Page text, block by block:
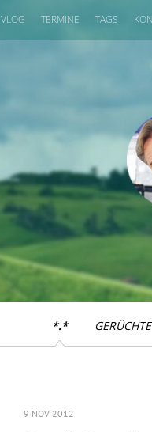
VLOG TERMINE TAGS
*.* GERÜCHTE
9 NOV 2012